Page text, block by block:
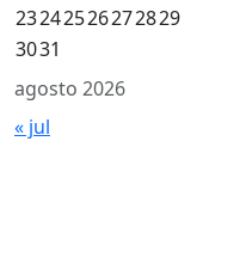
agosto 2026
23242526272829
3031
« jul